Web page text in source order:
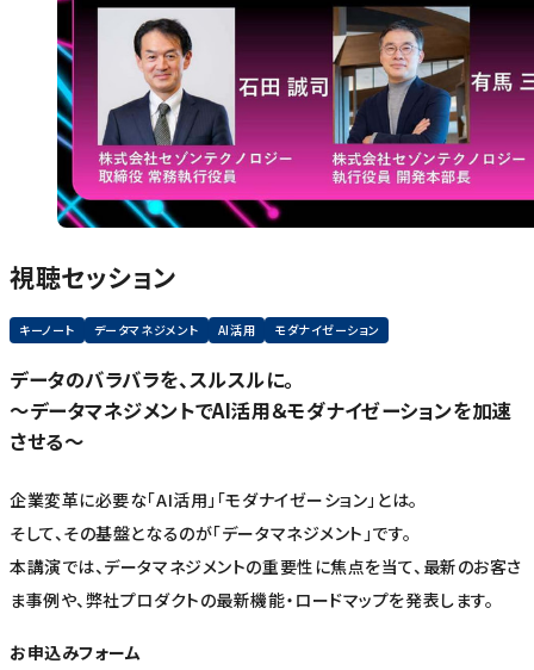
視聴セッション
キーノート データマネジメント AI活用 モダナイゼーション
データのバラバラを、スルスルに。
～データマネジメントでAI活用＆モダナイゼーションを加速
させる～
企業変革に必要な「AI活用」「モダナイゼーション」とは。
そして、その基盤となるのが「データマネジメント」です。
本講演では、データマネジメントの重要性に焦点を当て、最新のお客さ
ま事例や、弊社プロダクトの最新機能・ロードマップを発表します。
お申込みフォーム